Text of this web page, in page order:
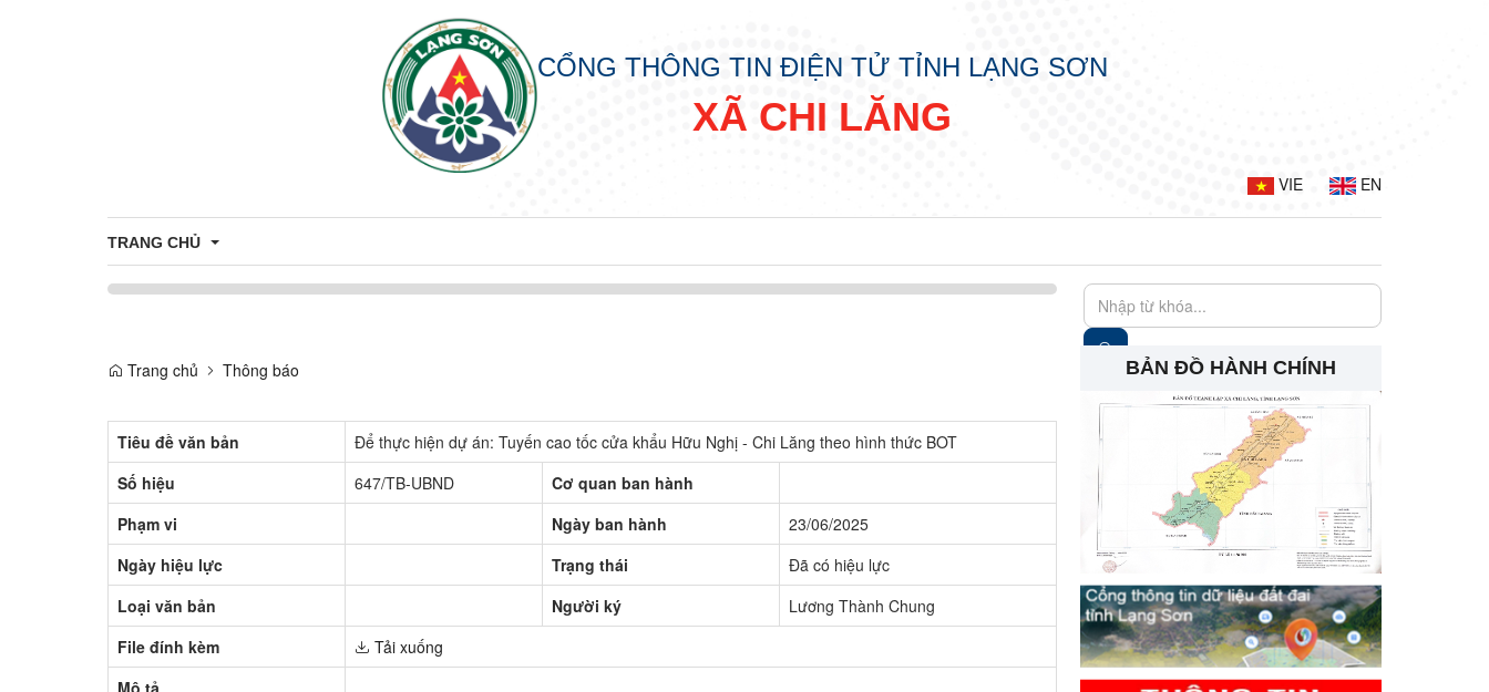
CỔNG THÔNG TIN ĐIỆN TỬ TỈNH LẠNG SƠN
XÃ CHI LĂNG
VIE EN
TRANG CHỦ
Thông tin chung
Trang chủ Thông báo
Tiêu đề văn bản
Để thực hiện dự án: Tuyến cao tốc cửa khẩu Hữu Nghị - Chi Lăng theo hình thức BOT
Số hiệu
647/TB-UBND
Cơ quan ban hành
Phạm vi
Ngày ban hành
23/06/2025
Ngày hiệu lực
Trạng thái
Đã có hiệu lực
Loại văn bản
Người ký
Lương Thành Chung
File đính kèm
Tải xuống
Mô tả
BẢN ĐỒ HÀNH CHÍNH